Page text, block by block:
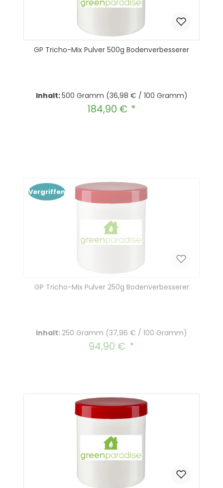
GP Tricho-Mix Pulver 500g Bodenverbesserer
Inhalt:500 Gramm (36,98 € / 100 Gramm)
Regulärer Preis:
184,90 €
Vergriffen
GP Tricho-Mix Pulver 250g Bodenverbesserer
Inhalt: 250 Gramm (37,96 € / 100 Gramm)
Regulärer Preis:
94,90 €